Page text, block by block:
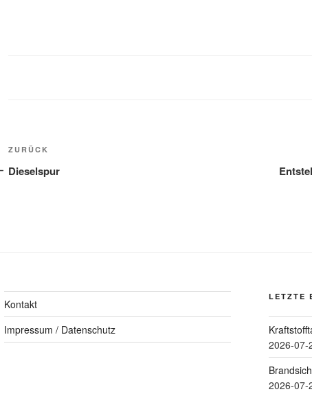
ZURÜCK
Dieselspur
Kontakt
Impressum / Datenschutz
LETZTE
2026-07-
2026-07-